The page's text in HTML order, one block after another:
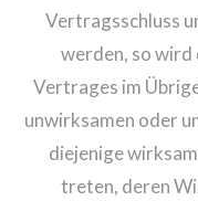
Vertragsschluss
werden, so wird
Vertrages im
unwirksamen oder
diejenige
treten, deren